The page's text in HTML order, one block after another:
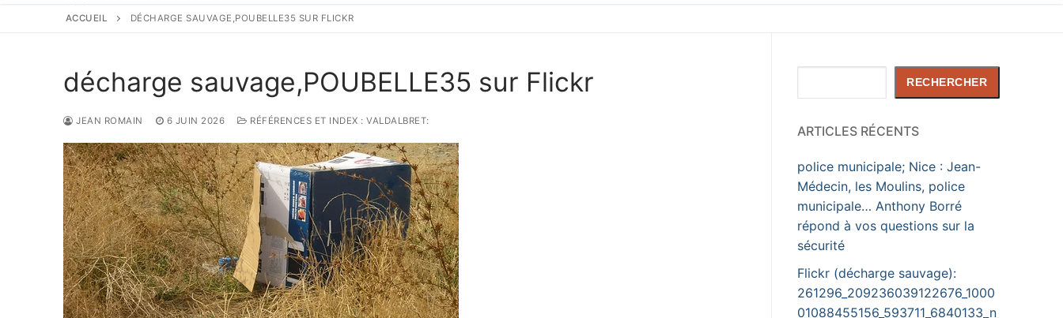
ACCUEIL DÉCHARGE SAUVAGE,POUBELLE35 SUR FLICKR
décharge sauvage,POUBELLE35 sur Flickr
JEAN ROMAIN 6 JUIN 2026 RÉFÉRENCES ET INDEX : VALDALBRET:
RECHERCHER
ARTICLES RÉCENTS
police municipale; Nice : Jean-
Médecin, les Moulins, police
municipale… Anthony Borré
répond à vos questions sur la
sécurité
Flickr (décharge sauvage):
261296_209236039122676_1000
01088455156_593711_6840133_n